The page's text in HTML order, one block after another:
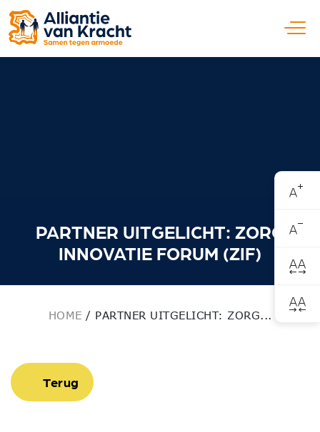
PARTNER UITGELICHT: ZORG
INNOVATIE FORUM (ZIF)
HOME / PARTNER UITGELICHT: ZORG...
Terug